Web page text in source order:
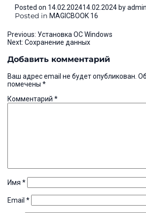
Posted on 14.02.202414.02.2024 byadmin
Posted in MAGICBOOK 16
Навигация
по
записям
Previous: Установка ОС Windows
Next: Сохранение данных
Добавить комментарий
Ваш адрес email не будет опубликован.
помечены *
Комментарий *
Имя *
Email *